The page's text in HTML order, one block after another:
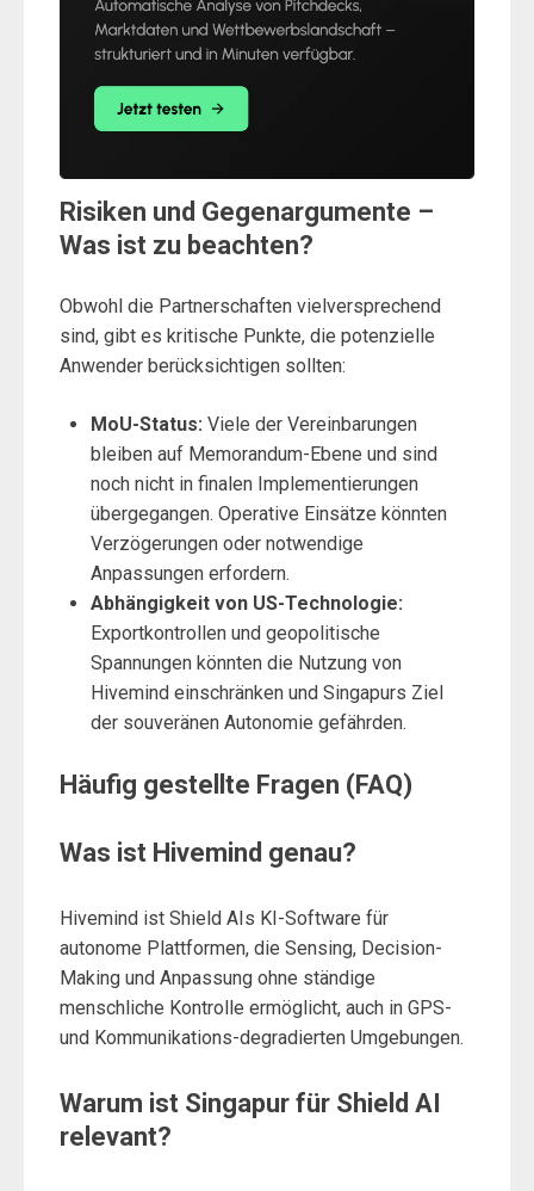
Risiken und Gegenargumente –
Was ist zu beachten?
Obwohl die Partnerschaften vielversprechend
sind, gibt es kritische Punkte, die potenzielle
Anwender berücksichtigen sollten:
MoU-Status: Viele der Vereinbarungen
bleiben auf Memorandum-Ebene und sind
noch nicht in finalen Implementierungen
übergegangen. Operative Einsätze könnten
Verzögerungen oder notwendige
Anpassungen erfordern.
Abhängigkeit von US-Technologie:
Exportkontrollen und geopolitische
Spannungen könnten die Nutzung von
Hivemind einschränken und Singapurs Ziel
der souveränen Autonomie gefährden.
Häufig gestellte Fragen (FAQ)
Was ist Hivemind genau?
Hivemind ist Shield AIs KI-Software für
autonome Plattformen, die Sensing, Decision-
Making und Anpassung ohne ständige
menschliche Kontrolle ermöglicht, auch in GPS-
und Kommunikations-degradierten Umgebungen.
Warum ist Singapur für Shield AI
relevant?